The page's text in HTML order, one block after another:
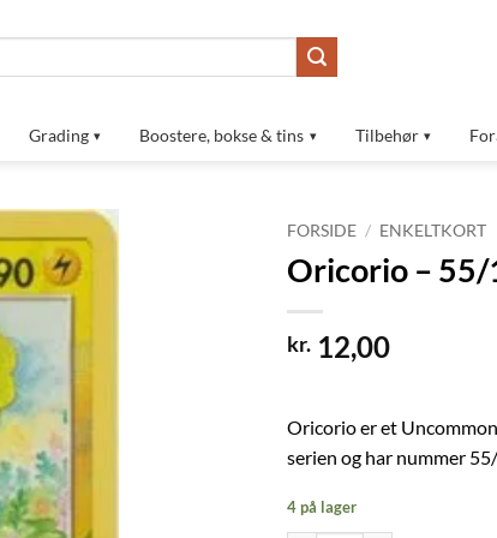
Grading Boostere, bokse & tins Tilbehør
Tilføj til
FORSIDE / ENKELTKORT
Oricorio – 55/
kr. 12,00
Oricorio er et
serien og har nummer
4 på lager